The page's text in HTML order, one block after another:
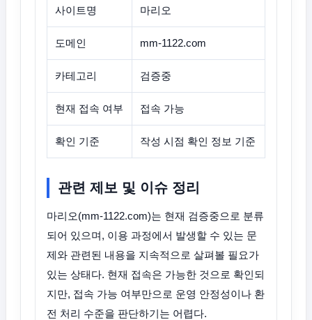
사이트명 마리오
도메인 mm-1122.com
카테고리 검증중
현재 접속 여부 접속 가능
확인 기준 작성 시점 확인 정보 기준
관련 제보 및 이슈 정리
마리오(mm-1122.com)는 현재 검증중으로 분류
되어 있으며, 이용 과정에서 발생할 수 있는 문
제와 관련된 내용을 지속적으로 살펴볼 필요가
있는 상태다. 현재 접속은 가능한 것으로 확인되
지만, 접속 가능 여부만으로 운영 안정성이나 환
전 처리 수준을 판단하기는 어렵다.